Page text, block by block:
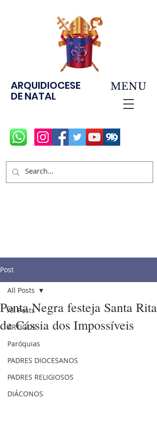
ARQUIDIOCESE
DE NATAL
MENU
Post
All Posts
ARTIGOS
Paróquias
PADRES DIOCESANOS
PADRES RELIGIOSOS
DIÁCONOS
All Posts
Ponta Negra festeja Santa Rita
de Cássia dos Impossíveis